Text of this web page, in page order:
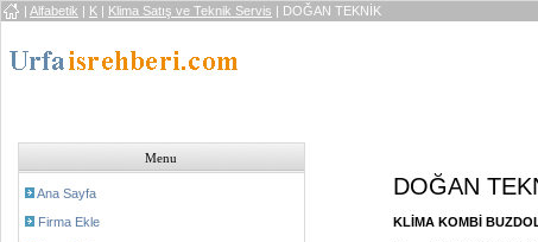
| Alfabetik | K | Klima Satış ve Teknik Servis | DOĞAN TEKNİK
Menu
Ana Sayfa
Firma Ekle
DOĞAN
KLİMA KOMBİ